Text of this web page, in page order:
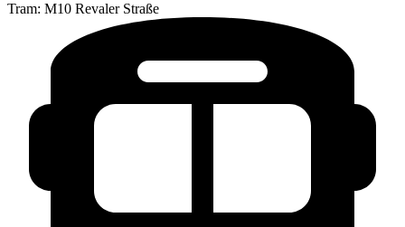
Tram: M10 Revaler Straße